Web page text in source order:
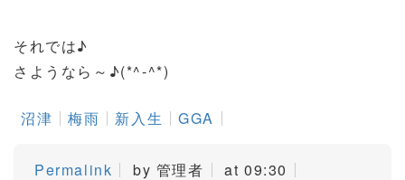
それでは♪
さようなら～♪(*^-^*)
沼津 梅雨 新入生 GGA
Permalink by 管理者 at 09:30